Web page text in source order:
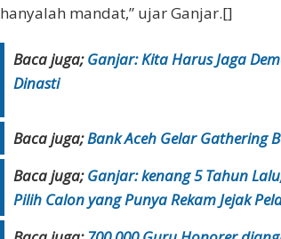
hanyalah mandat,” ujar Ganjar.[]
Baca juga;Ganjar: Kita Harus Jaga
Dinasti
Baca juga;Bank Aceh Gelar Gathering
Baca juga;Ganjar: kenang 5 Tahun
Pilih Calon yang Punya Rekam Jejak